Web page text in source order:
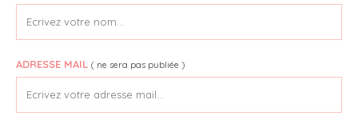
ADRESSE MAIL ( ne sera pas publiée )